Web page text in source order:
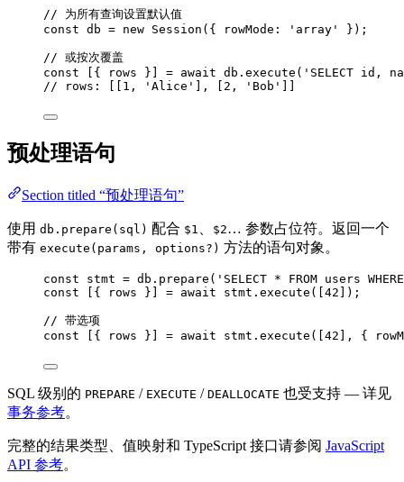
// 为所有查询设置默认值
const db = new Session ( { rowMode: ' array ' } );
// 或按次覆盖
const [{
rows }] = await db . execute ( ' SELECT id,
// rows: [[1, 'Alice'], [2, 'Bob']]
预处理语句
Section titled “预处理语句”
使用 db.prepare(sql) 配合 $1 $2… 参数占位符。返回一个
带有 execute(params, options?) 方法的语句对象。
const stmt = db . prepare ( ' SELECT * FROM users
const [{
rows }] = await stmt . execute ([42 ]);
// 带选项
const [{
rows }] = await stmt . execute ([42 ] , {
SQL 级别的 PREPARE / EXECUTE / DEALLOCATE 也受支持 — 详见
事务参考。
完整的结果类型、值映射和 TypeScript 接口请参阅 JavaScript
API 参考。